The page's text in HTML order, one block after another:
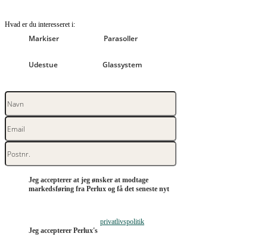
Hvad er du interesseret i:
Markiser Parasoller
Udestue Glassystem
Jeg accepterer at jeg ønsker at modtage
markedsføring fra Perlux og få det seneste nyt
Jeg accepterer Perlux's
privatlivspolitik